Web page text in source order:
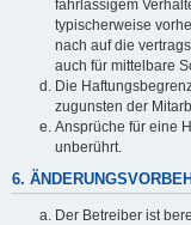
fahrlässigem
typischerweise
nach auf die
auch für mittelbare
Die
zugunsten der
Ansprüche für eine
unberührt.
6.
Der Betreiber ist